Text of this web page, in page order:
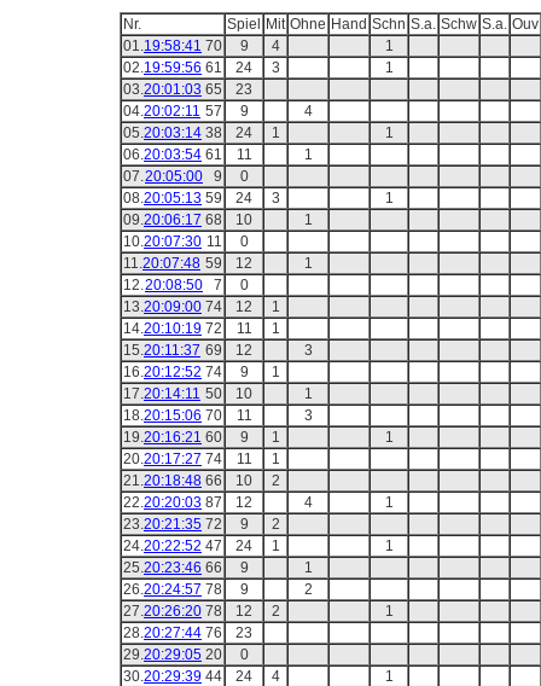
Nr. Spiel Mit Ohne Hand Schn S.a. Schw S.a. Ouv
01.19:58:41 70 9 4
1
02.19:59:56 61 24 3
1
03.20:01:03 65
23
04.20:02:11 57 9
4
05.20:03:14 38 24 1
1
06.20:03:54 61 11
1
07.20:05:00 9
0
08.20:05:13 59 24 3
1
09.20:06:17 68 10
1
10.20:07:30 11
0
11.20:07:48 59 12
1
12.20:08:50 7
0
13.20:09:00 74 12
1
14.20:10:19 72 11
1
15.20:11:37 69 12
3
16.20:12:52 74 9
1
17.20:14:11 50 10
1
18.20:15:06 70 11
3
19.20:16:21 60 9 1
1
20.20:17:27 74 11
1
21.20:18:48 66 10
2
22.20:20:03 87 12 4
1
23.20:21:35 72 9
2
24.20:22:52 47 24 1
1
25.20:23:46 66 9
1
26.20:24:57 78 9
2
27.20:26:20 78 12 2
1
28.20:27:44 76
23
29.20:29:05 20
0
30.20:29:39 44 24 4
1